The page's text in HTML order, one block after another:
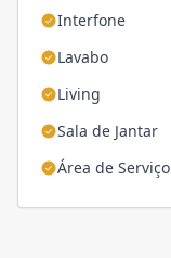
Interfone
Lavabo
Living
Sala de Jantar
Área de Serviço